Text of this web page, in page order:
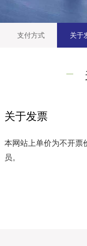
支付方式 关于
关于发票
本网站上单价为不开票
员。